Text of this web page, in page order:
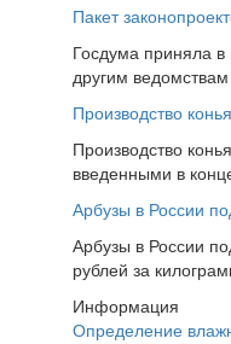
Пакет
Госдума приняла
другим
Производство
Производство
введенными в
Арбузы в России
Арбузы в России
рублей за
Информация
Определение